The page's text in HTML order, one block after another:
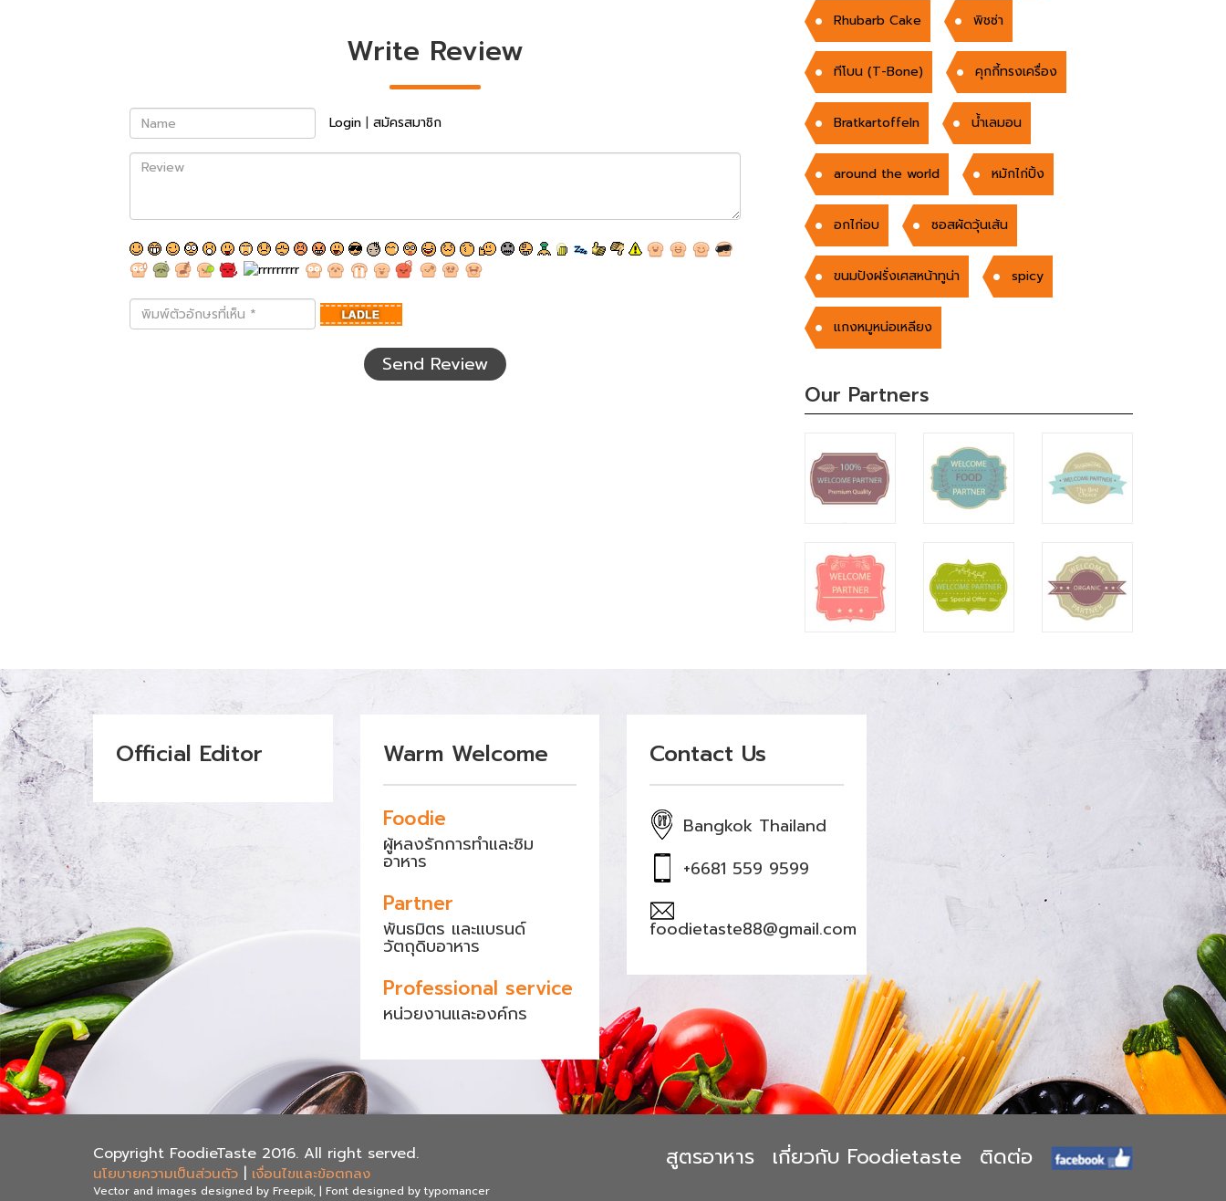
Write Review
Name Login | สมัครสมาชิก
Review
พิมพ์
ตัว
Send Review
Rhubarb Cake พิชซ่า
ทีโบน (T-Bone) คุกกี้ทรงเครื่อง
Bratkartoffeln น้ำเลมอน
around the world หมักไก่ปิ้ง
อกไก่อบ ซอสผัดวุ้นเส้น
ขนมปังฝรั่งเศสหน้าทูน่า spicy
แกงหมูหน่อเหลียง
Our Partners
Official Editor Warm Welcome
Foodie
ผู้หลงรักการทำและชิม
อาหาร
Partner
พันธมิตร และแบรนด์
วัตถุดิบอาหาร
Professional service
หน่วยงานและองค์กร
Contact Us
Bangkok Thailand
+6681 559 9599
foodietaste88@gmail.com
Copyright FoodieTaste 2016. All right served.
นโยบายความเป็นส่วนตัว เงื่อนไขและข้อตกลง
Vector and images designed by Freepik, | Font designed by typomancer
สูตรอาหาร เกี่ยวกับ Foodietaste ติดต่อ